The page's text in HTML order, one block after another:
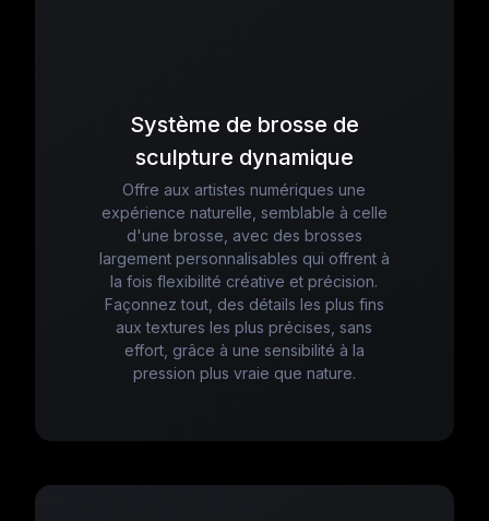
Système de brosse de
sculpture dynamique
Offre aux artistes numériques une
expérience naturelle, semblable à celle
d'une brosse, avec des brosses
largement personnalisables qui offrent à
la fois flexibilité créative et précision.
Façonnez tout, des détails les plus fins
aux textures les plus précises, sans
effort, grâce à une sensibilité à la
pression plus vraie que nature.